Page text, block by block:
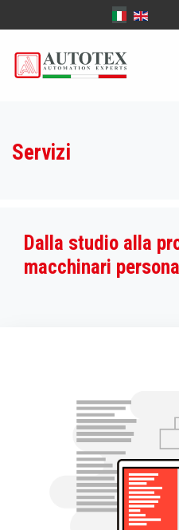
Seleziona la
Servizi
Dalla studio alla
macchinari